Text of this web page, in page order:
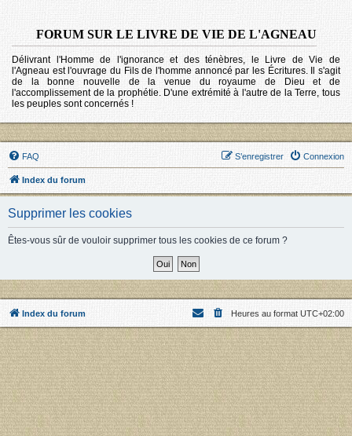
FORUM SUR LE LIVRE DE VIE DE L'AGNEAU
Délivrant l'Homme de l'ignorance et des ténèbres, le Livre de Vie de
l'Agneau est l'ouvrage du Fils de l'homme annoncé par les Écritures. Il s'agit
de la bonne nouvelle de la venue du royaume de Dieu et de
l'accomplissement de la prophétie. D'une extrémité à l'autre de la Terre, tous
les peuples sont concernés !
FAQ Connexion
S’enregistrer
Index du forum
Supprimer les cookies
Êtes-vous sûr de vouloir supprimer tous les cookies de ce forum ?
Index du forum Heures au format UTC+02:00